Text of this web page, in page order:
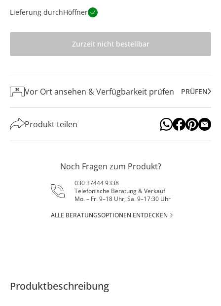
Lieferung durchHöffner
Zurzeit nicht bestellbar
Vor Ort ansehen & Verfügbarkeit prüfen PRÜFEN
Produkt teilen
Noch Fragen zum Produkt?
030 37444 9338
Telefonische Beratung & Verkauf
Mo. – Fr. 9–18 Uhr, Sa. 9–17:30 Uhr
ALLE BERATUNGSOPTIONEN ENTDECKEN
Produktbeschreibung